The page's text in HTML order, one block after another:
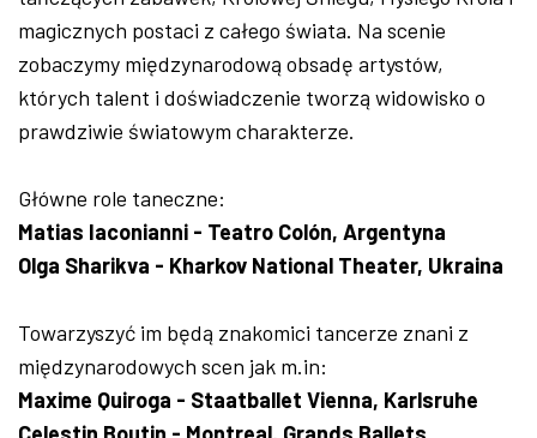
magicznych postaci z całego świata. Na scenie
zobaczymy międzynarodową obsadę artystów,
których talent i doświadczenie tworzą widowisko o
prawdziwie światowym charakterze.
Główne role taneczne:
Matias Iaconianni - Teatro Colón, Argentyna
Olga Sharikva - Kharkov National Theater, Ukraina
Towarzyszyć im będą znakomici tancerze znani z
międzynarodowych scen jak m.in:
Maxime Quiroga - Staatballet Vienna, Karlsruhe